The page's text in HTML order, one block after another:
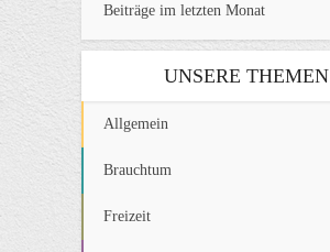
Beiträge im letzten Monat
UNSERE THEMEN
Allgemein
Brauchtum
Freizeit